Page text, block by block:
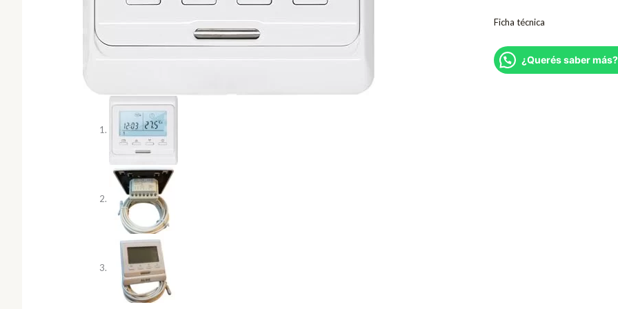
Ficha técnica
¿Querés saber